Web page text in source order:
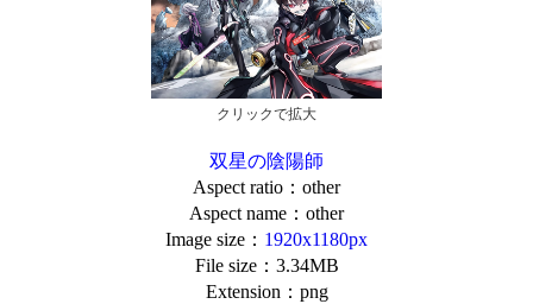
クリックで拡大
双星の陰陽師
Aspect ratio：other
Aspect name：other
Image size： 1920x1180px
File size：3.34MB
Extension：png